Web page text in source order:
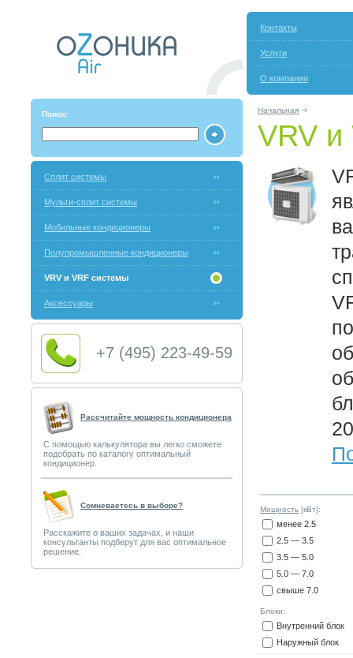
Контакты
Услуги
О компании
Поиск: Начальная
VRV и
Сплит системы
Мульти-сплит системы
Мобильные кондиционеры
Полупромышленные кондиционеры
VRV и VRF системы
Аксессуары
+7 (495) 223-49-59
Рассчитайте мощность кондиционера
С помощью калькулятора вы легко сможете
подобрать по каталогу оптимальный
кондиционер.
Сомневаетесь в выборе?
Расскажите о ваших задачах, и наши
консультанты подберут для вас оптимальное
решение.
Мощность [кВт]:
менее 2.5
2.5 — 3.5
3.5 — 5.0
5.0 — 7.0
свыше 7.0
Блоки:
Внутренний блок
Наружный блок